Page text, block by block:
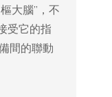
大腦”，不
受它的指
間的聯動